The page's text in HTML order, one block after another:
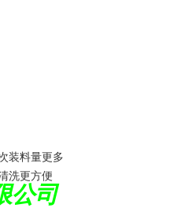
装料量更多
洗更方便
公司